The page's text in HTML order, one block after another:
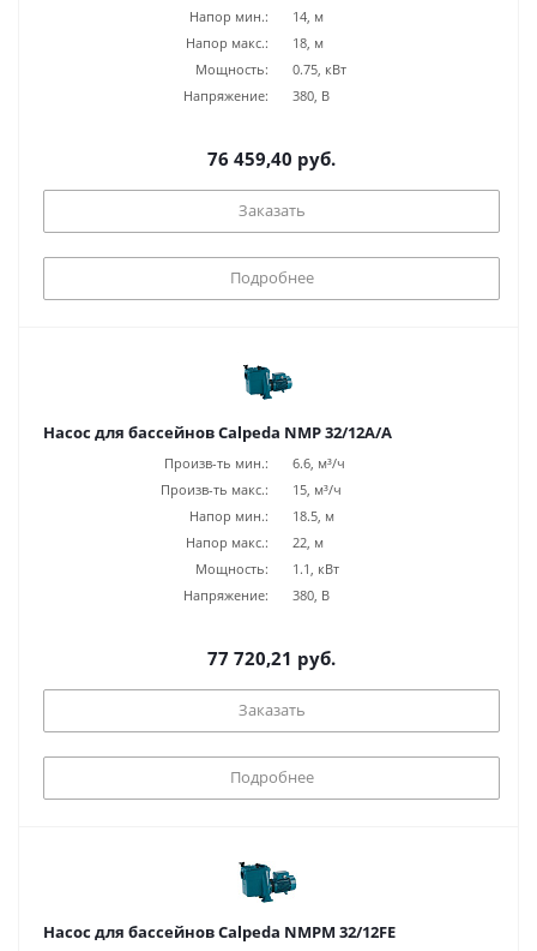
Напор мин.:
14, м
Напор макс.:
18, м
Мощность:
0.75, кВт
Напряжение:
380, В
76 459,40 руб.
Заказать
Подробнее
Насос для бассейнов Calpeda NMP 32/12A/A
Произв-ть мин.:
6.6, м³/ч
Произв-ть макс.:
15, м³/ч
Напор мин.:
18.5, м
Напор макс.:
22, м
Мощность:
1.1, кВт
Напряжение:
380, В
77 720,21 руб.
Заказать
Подробнее
Насос для бассейнов Calpeda NMPM 32/12FE